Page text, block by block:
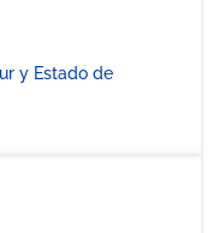
y Estado de